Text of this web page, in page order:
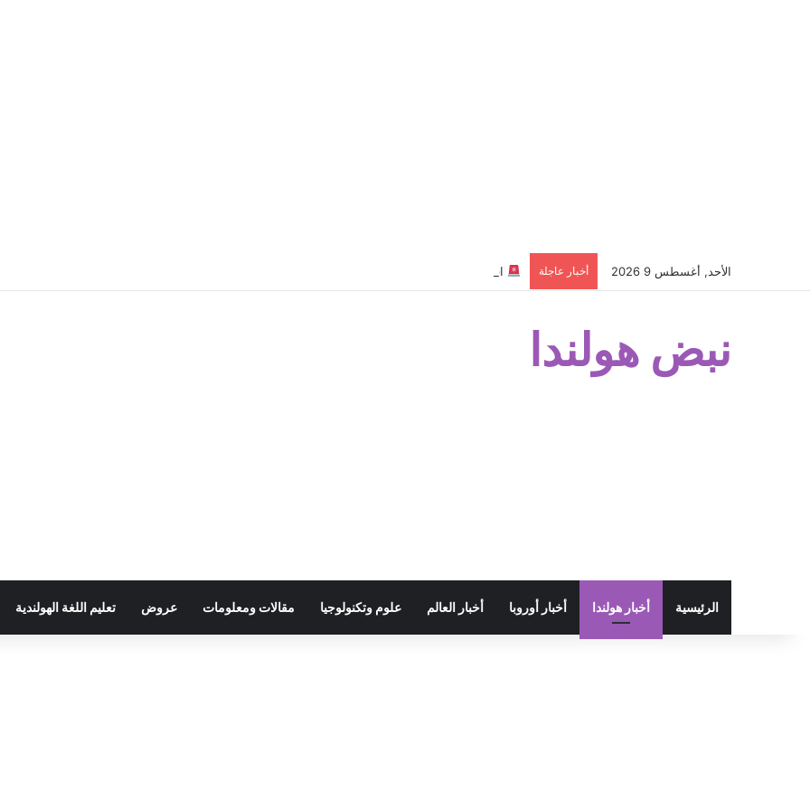
الأحد, أغسطس 9 2026 أخبار عاجلة اقتحموا موقعاً تابعاً للشرطة لسرقة السجائر المصادرة… لكن خطأ صغير أثناء الهروب أسقط الخطة
نبض هولندا
الرئيسية أخبار هولندا أخبار أوروبا أخبار العالم علوم وتكنولوجيا مقالات ومعلومات عروض تعليم اللغة الهولندية